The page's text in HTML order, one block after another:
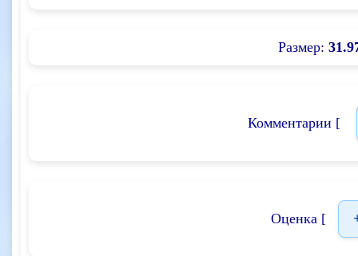
Размер:
Комментарии [
Оценка [